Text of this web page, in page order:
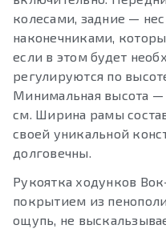
колесами, задние —
наконечниками,
если в этом будет
регулируются по
Минимальная высота
см. Ширина рамы
своей уникальной
долговечны.
Рукоятка ходунков
покрытием из
ощупь, не